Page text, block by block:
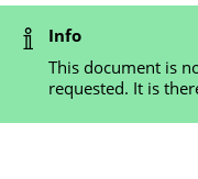
Status Message
Info
This document is
requested. It is